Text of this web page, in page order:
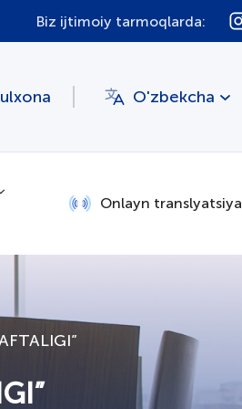
Biz ijtimoiy tarmoqlarda:
O'zbekcha
Onlayn translyatsiya